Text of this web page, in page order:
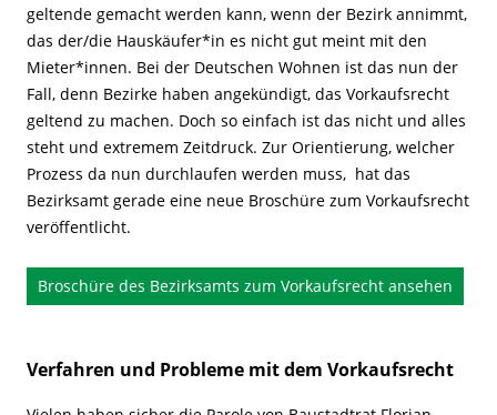
geltende gemacht werden kann, wenn der Bezirk annimmt,
das der/die Hauskäufer*in es nicht gut meint mit den
Mieter*innen. Bei der Deutschen Wohnen ist das nun der
Fall, denn Bezirke haben angekündigt, das Vorkaufsrecht
geltend zu machen. Doch so einfach ist das nicht und alles
steht und extremem Zeitdruck. Zur Orientierung, welcher
Prozess da nun durchlaufen werden muss, hat das
Bezirksamt gerade eine neue Broschüre zum Vorkaufsrecht
veröffentlicht.
Broschüre des Bezirksamts zum Vorkaufsrecht ansehen
Verfahren und Probleme mit dem Vorkaufsrecht